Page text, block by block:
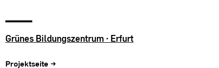
Grünes Bildungszentrum · Erfurt
Projektseite →